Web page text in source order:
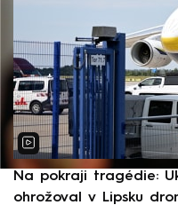
Na pokraji tragédie:
ohrožoval v Lipsku